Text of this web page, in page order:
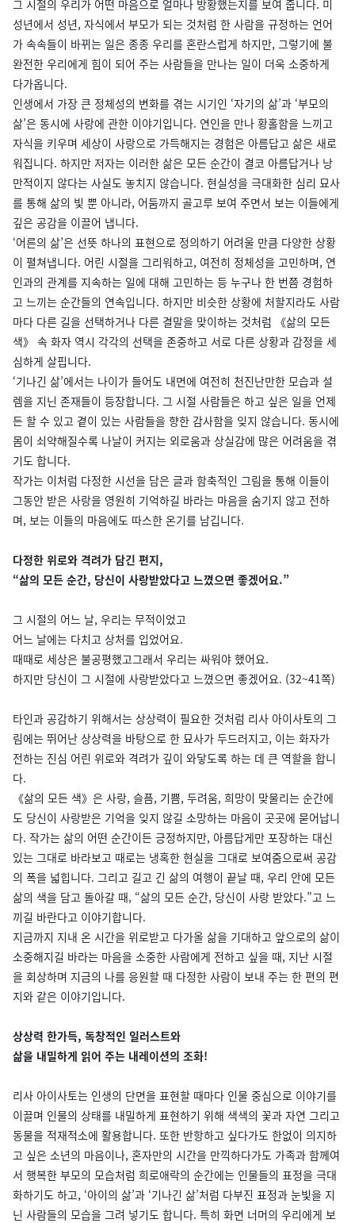
그 시절의 우리가 어떤 마음으로 얼마나 방황했는지를 보여 줍니다. 미
성년에서 성년, 자식에서 부모가 되는 것처럼 한 사람을 규정하는 언어
가 속속들이 바뀌는 일은 종종 우리를 혼란스럽게 하지만, 그렇기에 불
완전한 우리에게 힘이 되어 주는 사람들을 만나는 일이 더욱 소중하게
다가옵니다.
인생에서 가장 큰 정체성의 변화를 겪는 시기인 ‘자기의 삶’과 ‘부모의
삶’은 동시에 사랑에 관한 이야기입니다. 연인을 만나 황홀함을 느끼고
자식을 키우며 세상이 사랑으로 가득해지는 경험은 아름답고 삶은 새로
워집니다. 하지만 저자는 이러한 삶은 모든 순간이 결코 아름답거나 낭
만적이지 않다는 사실도 놓치지 않습니다. 현실성을 극대화한 심리 묘사
를 통해 삶의 빛 뿐 아니라, 어둠까지 골고루 보여 주면서 보는 이들에게
깊은 공감을 이끌어 냅니다.
‘어른의 삶’은 선뜻 하나의 표현으로 정의하기 어려울 만큼 다양한 상황
이 펼쳐냅니다. 어린 시절을 그리워하고, 여전히 정체성을 고민하며, 연
인과의 관계를 지속하는 일에 대해 고민하는 등 누구나 한 번쯤 경험하
고 느끼는 순간들의 연속입니다. 하지만 비슷한 상황에 처할지라도 사람
마다 다른 길을 선택하거나 다른 결말을 맞이하는 것처럼 《삶의 모든
색》 속 화자 역시 각각의 선택을 존중하고 서로 다른 상황과 감정을 세
심하게 살핍니다.
‘기나긴 삶’에서는 나이가 들어도 내면에 여전히 천진난만한 모습과 설
렘을 지닌 존재들이 등장합니다. 그 시절 사람들은 하고 싶은 일을 언제
든 할 수 있고 곁이 있는 사람들을 향한 감사함을 잊지 않습니다. 동시에
몸이 쇠약해질수록 나날이 커지는 외로움과 상실감에 많은 어려움을 겪
기도 합니다.
작가는 이처럼 다정한 시선을 담은 글과 함축적인 그림을 통해 이들이
그동안 받은 사랑을 영원히 기억하길 바라는 마음을 숨기지 않고 전하
며, 보는 이들의 마음에도 따스한 온기를 남깁니다.
다정한 위로와 격려가 담긴 편지,
“삶의 모든 순간, 당신이 사랑받았다고 느꼈으면 좋겠어요.”
그 시절의 어느 날, 우리는 무적이었고
어느 날에는 다치고 상처를 입었어요.
때때로 세상은 불공평했고그래서 우리는 싸워야 했어요.
하지만 당신이 그 시절에 사랑받았다고 느꼈으면 좋겠어요. (32~41쪽)
타인과 공감하기 위해서는 상상력이 필요한 것처럼 리사 아이사토의 그
림에는 뛰어난 상상력을 바탕으로 한 묘사가 두드러지고, 이는 화자가
전하는 진심 어린 위로와 격려가 깊이 와닿도록 하는 데 큰 역할을 합니
다.
《삶의 모든 색》은 사랑, 슬픔, 기쁨, 두려움, 희망이 맞물리는 순간에
도 당신이 사랑받은 기억을 잊지 않길 소망하는 마음이 곳곳에 묻어납니
다. 작가는 삶의 어떤 순간이든 긍정하지만, 아름답게만 포장하는 대신
있는 그대로 바라보고 때로는 냉혹한 현실을 그대로 보여줌으로써 공감
의 폭을 넓힙니다. 그리고 길고 긴 삶의 여행이 끝날 때, 우리 안에 모든
삶의 색을 담고 돌아갈 때, “삶의 모든 순간, 당신이 사랑 받았다.”고 느
끼길 바란다고 이야기합니다.
지금까지 지내 온 시간을 위로받고 다가올 삶을 기대하고 앞으로의 삶이
소중해지길 바라는 마음을 소중한 사람에게 전하고 싶을 때, 지난 시절
을 회상하며 지금의 나를 응원할 때 다정한 사람이 보내 주는 한 편의 편
지와 같은 이야기입니다.
상상력 한가득, 독창적인 일러스트와
삶을 내밀하게 읽어 주는 내레이션의 조화!
리사 아이사토는 인생의 단면을 표현할 때마다 인물 중심으로 이야기를
이끌며 인물의 상태를 내밀하게 표현하기 위해 색색의 꽃과 자연 그리고
동물을 적재적소에 활용합니다. 또한 반항하고 싶다가도 한없이 의지하
고 싶은 소년의 마음이나, 혼자만의 시간을 만끽하다가도 가족과 함께여
서 행복한 부모의 모습처럼 희로애락의 순간에는 인물들의 표정을 극대
화하기도 하고, ‘아이의 삶’과 ‘기나긴 삶’처럼 다부진 표정과 눈빛을 지
닌 사람들의 모습을 그려 넣기도 합니다. 특히 화면 너머의 우리에게 보